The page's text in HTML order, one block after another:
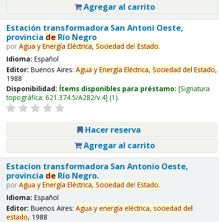
Agregar al carrito
Estación transformadora San Antoni Oeste,
provincia deRío Negro
por Agua y Energía Eléctrica, Sociedad del Estado.
Idioma: Español
Editor: Buenos Aires: Agua y Energía Eléctrica, Sociedad del Estado,
1988
Disponibilidad: Ítems disponibles para préstamo: Signatura
topográfica: 621.374.5/A282/v.4 (1).
Hacer reserva
Agregar al carrito
Estacion transformadora San Antonio Oeste,
provincia deRío Negro.
por Agua y Energía Eléctrica, Sociedad del Estado.
Idioma: Español
Editor: Buenos Aires: Agua y energía eléctrica, sociedad del
estado, 1988